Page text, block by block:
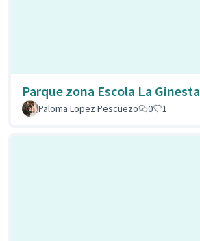
Parque zona Escola La Ginesta
Paloma Lopez Pescuezo
0 1